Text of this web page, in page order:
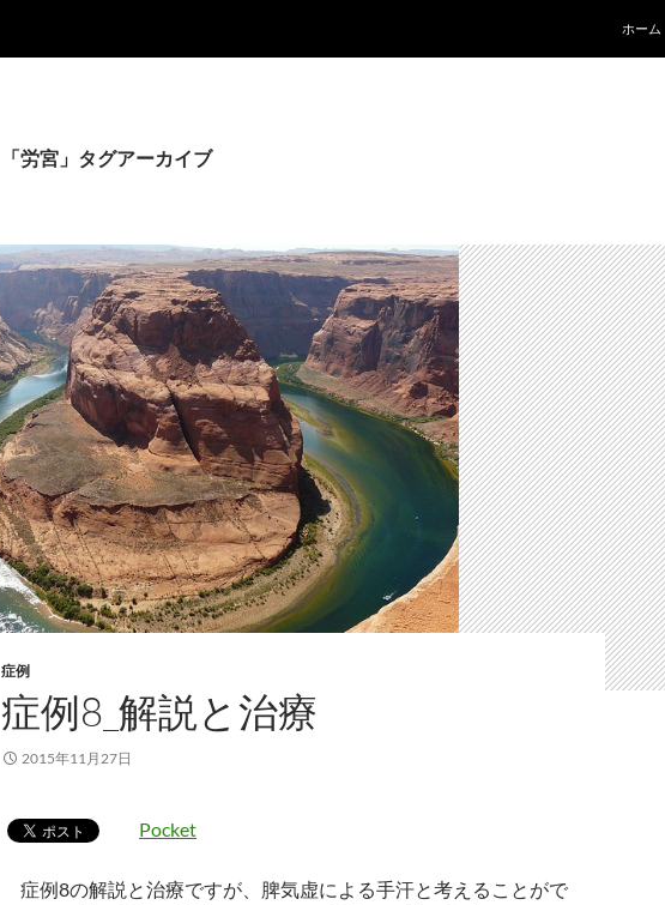
ホーム
「労宮」タグアーカイブ
症例
症例8_解説と治療
2015年11月27日
Pocket
症例8の解説と治療ですが、脾気虚による手汗と考えることがで